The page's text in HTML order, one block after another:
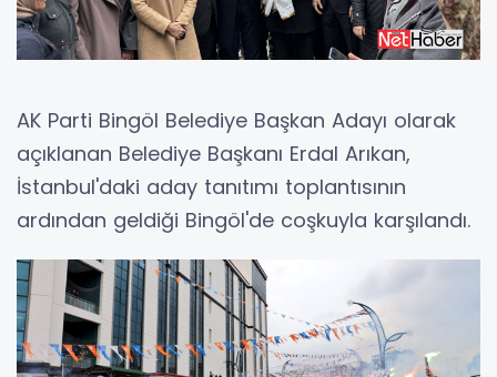
AK Parti Bingöl Belediye Başkan Adayı olarak
açıklanan Belediye Başkanı Erdal Arıkan,
İstanbul'daki aday tanıtımı toplantısının
ardından geldiği Bingöl'de coşkuyla karşılandı.